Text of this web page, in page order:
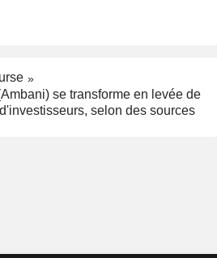
se transforme en levée de
selon des sources